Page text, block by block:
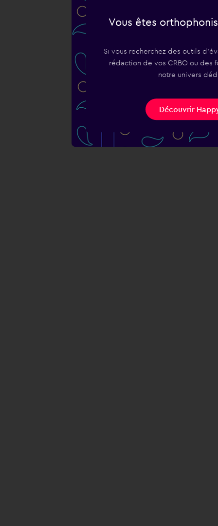
Vous êtes
Si vous recherchez des outils
rédaction de vos CRBO ou des
notre univers
Découvrir